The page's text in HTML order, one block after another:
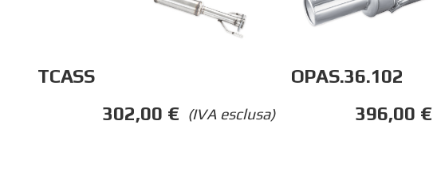
TCASS
(IVA esclusa)
302,00 €
OPAS.36.102
396,00 €